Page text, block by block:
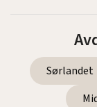
Sørlandet